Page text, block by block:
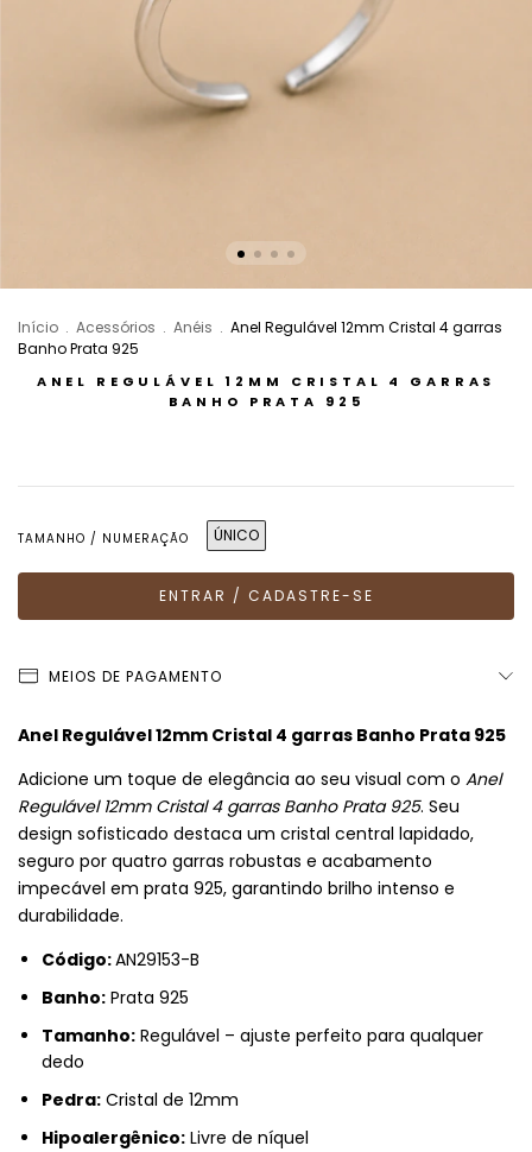
Início . Acessórios . Anéis . Anel Regulável 12mm Cristal 4 garras
Banho Prata 925
ANEL REGULÁVEL 12MM CRISTAL 4 GARRAS
BANHO PRATA 925
TAMANHO / NUMERAÇÃO ÚNICO
MEIOS DE PAGAMENTO
Anel Regulável 12mm Cristal 4 garras Banho Prata 925
Adicione um toque de elegância ao seu visual com o Anel
Regulável 12mm Cristal 4 garras Banho Prata 925. Seu
design sofisticado destaca um cristal central lapidado,
seguro por quatro garras robustas e acabamento
impecável em prata 925, garantindo brilho intenso e
durabilidade.
Código:AN29153-B
Banho: Prata 925
Tamanho: Regulável – ajuste perfeito para qualquer
dedo
Pedra: Cristal de 12mm
Hipoalergênico: Livre de níquel